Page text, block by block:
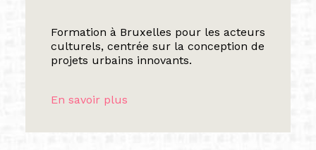
Formation à Bruxelles pour les acteurs
culturels, centrée sur la conception de
projets urbains innovants.
En savoir plus